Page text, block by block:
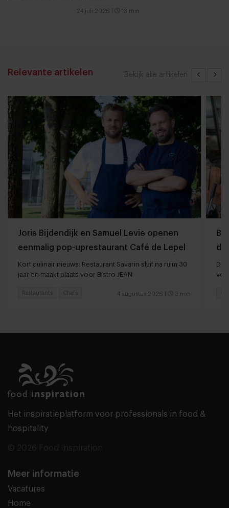
24 juli 2026 13 min
Bekijk alle artikelen
Relevante artikelen
Joris Bijdendijk en Samuel Levie openen
eenmalig pop-uprestaurant Café de Lepel
Kort culinair nieuws: Restaurant Savarin sluit na ruim 30
jaar en maakt plaats voor Bistro JEAN
4 augustus 2026 3 min
Restaurants Chefs
De
Het inspiratieplatform voor professionals in food &
hospitality
Meer informatie
Vacatures
Home